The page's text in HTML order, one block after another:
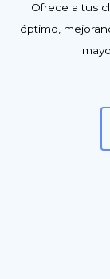
Ofrece a tus
óptimo,